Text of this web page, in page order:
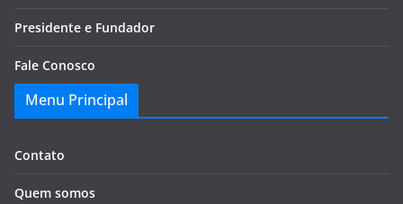
Presidente e Fundador
Fale Conosco
Menu Principal
Contato
Quem somos